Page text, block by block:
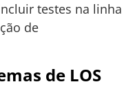
testes na linha
de
de LOS